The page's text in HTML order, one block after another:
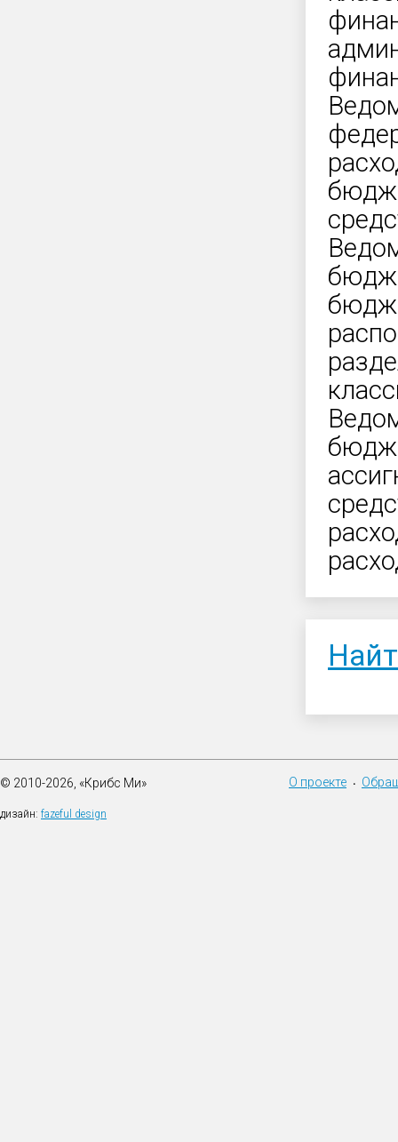
© 2010-2026, «Крибс Ми»
дизайн: fazeful design
О проекте •